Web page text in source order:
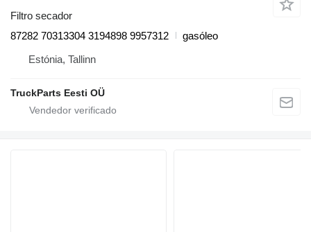
Filtro secador
87282 70313304 3194898 9957312
gasóleo
Estónia, Tallinn
TruckParts Eesti OÜ